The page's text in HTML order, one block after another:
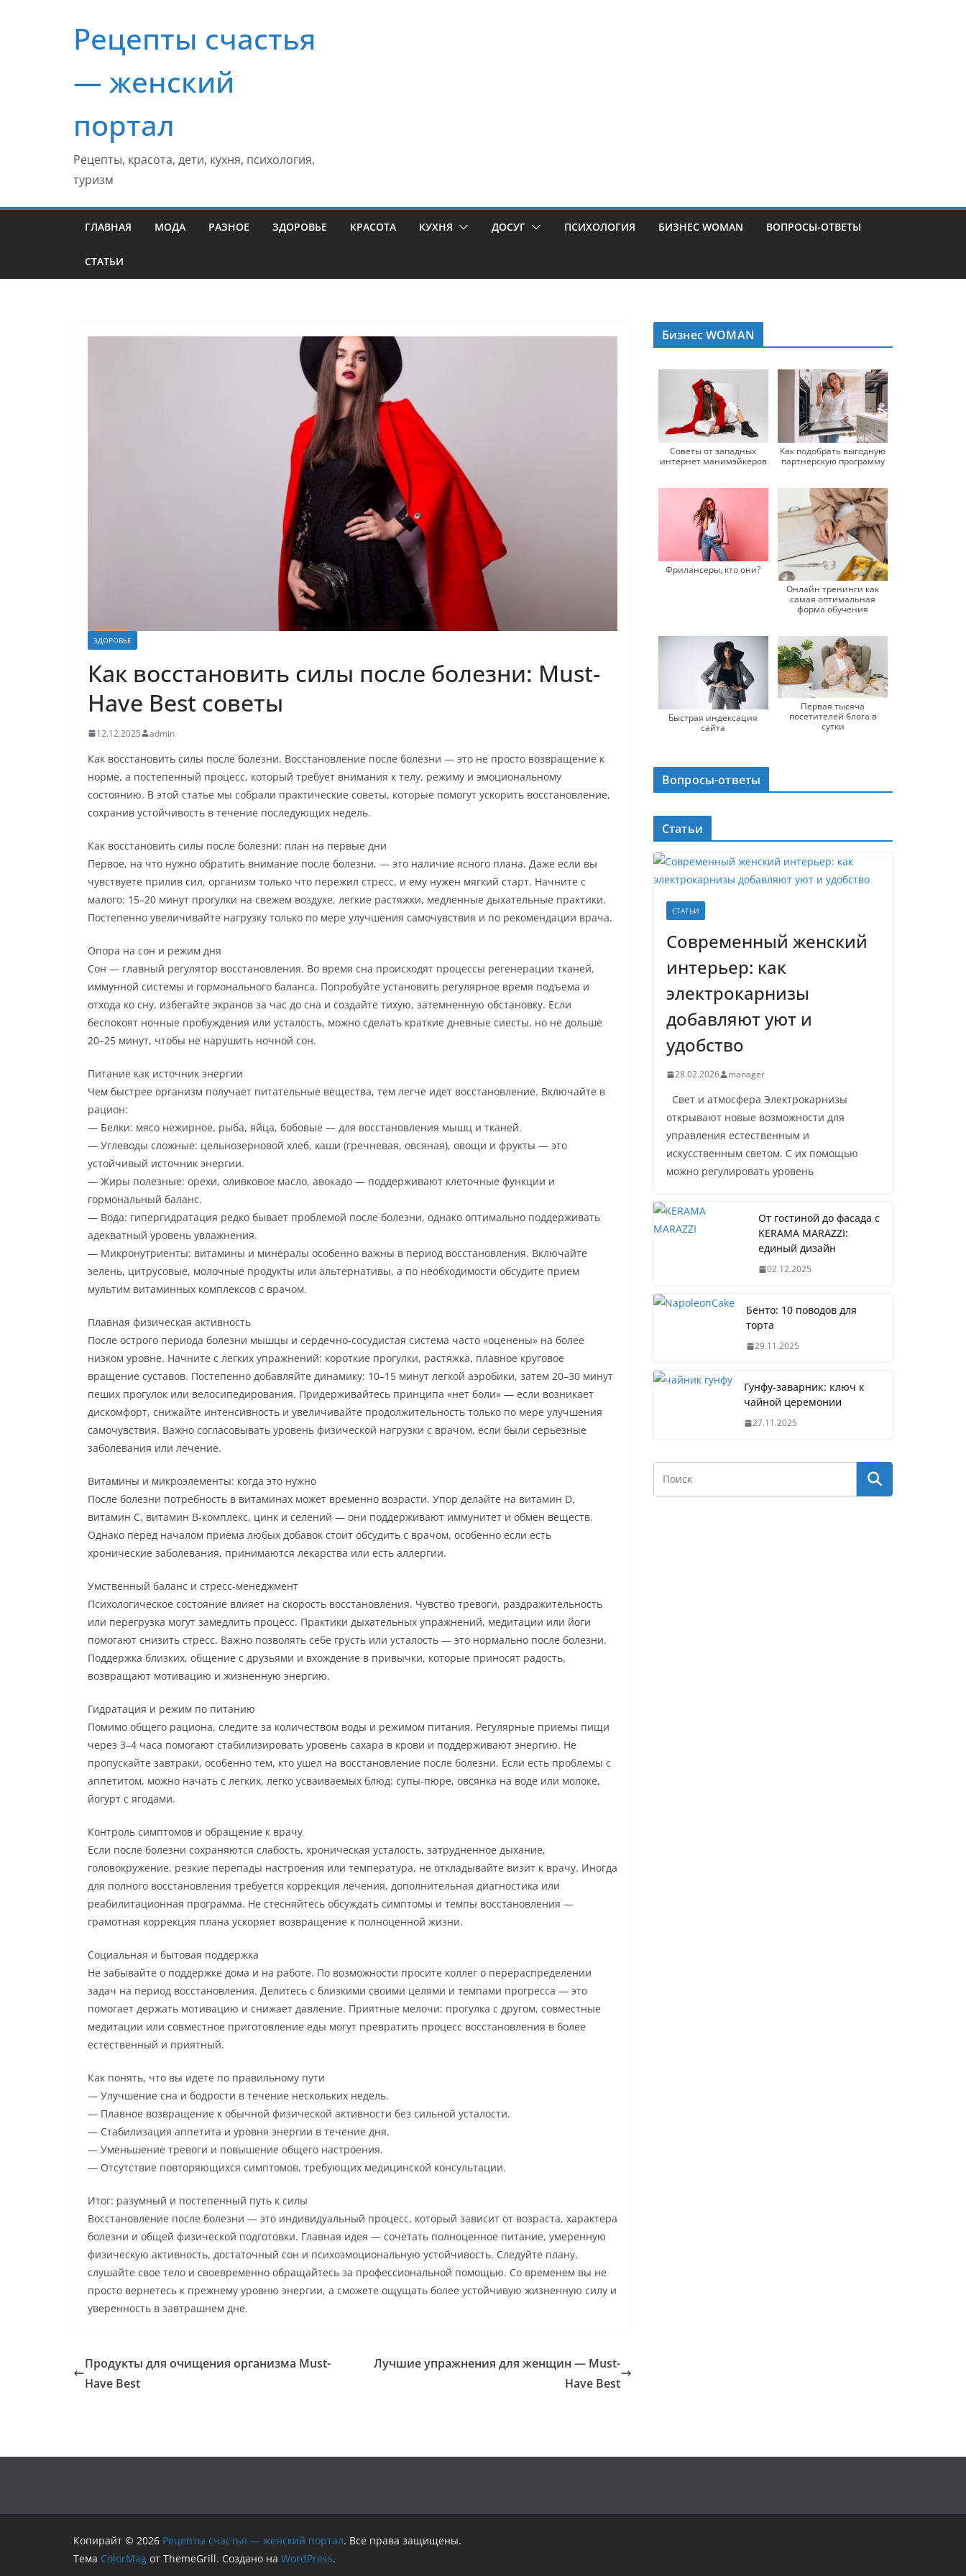
содержимомуРецепты счастья
— женский
портал
Рецепты, красота, дети, кухня, психология,
туризм
ГЛАВНАЯ МОДА РАЗНОЕ ЗДОРОВЬЕ КРАСОТА КУХНЯ ДОСУГ ПСИХОЛОГИЯ БИЗНЕС WOMAN ВОПРОСЫ-ОТВЕТЫ
СТАТЬИ
ЗДОРОВЬЕ
Как восстановить силы после болезни: Must-
Have Best советы
12.12.2025 admin
Как восстановить силы после болезни. Восстановление после болезни — это не просто возвращение к
норме, а постепенный процесс, который требует внимания к телу, режиму и эмоциональному
состоянию. В этой статье мы собрали практические советы, которые помогут ускорить восстановление,
сохранив устойчивость в течение последующих недель.
Как восстановить силы после болезни: план на первые дни
Первое, на что нужно обратить внимание после болезни, — это наличие ясного плана. Даже если вы
чувствуете прилив сил, организм только что пережил стресс, и ему нужен мягкий старт. Начните с
малого: 15–20 минут прогулки на свежем воздухе, легкие растяжки, медленные дыхательные практики.
Постепенно увеличивайте нагрузку только по мере улучшения самочувствия и по рекомендации врача.
Опора на сон и режим дня
Сон — главный регулятор восстановления. Во время сна происходят процессы регенерации тканей,
иммунной системы и гормонального баланса. Попробуйте установить регулярное время подъема и
отхода ко сну, избегайте экранов за час до сна и создайте тихую, затемненную обстановку. Если
беспокоят ночные пробуждения или усталость, можно сделать краткие дневные сиесты, но не дольше
20–25 минут, чтобы не нарушить ночной сон.
Питание как источник энергии
Чем быстрее организм получает питательные вещества, тем легче идет восстановление. Включайте в
рацион:
— Белки: мясо нежирное, рыба, яйца, бобовые — для восстановления мышц и тканей.
— Углеводы сложные: цельнозерновой хлеб, каши (гречневая, овсяная), овощи и фрукты — это
устойчивый источник энергии.
— Жиры полезные: орехи, оливковое масло, авокадо — поддерживают клеточные функции и
гормональный баланс.
— Вода: гипергидратация редко бывает проблемой после болезни, однако оптимально поддерживать
адекватный уровень увлажнения.
— Микронутриенты: витамины и минералы особенно важны в период восстановления. Включайте
зелень, цитрусовые, молочные продукты или альтернативы, а по необходимости обсудите прием
мультим витаминных комплексов с врачом.
Плавная физическая активность
После острого периода болезни мышцы и сердечно-сосудистая система часто «оценены» на более
низком уровне. Начните с легких упражнений: короткие прогулки, растяжка, плавное круговое
вращение суставов. Постепенно добавляйте динамику: 10–15 минут легкой аэробики, затем 20–30 минут
пеших прогулок или велосипедирования. Придерживайтесь принципа «нет боли» — если возникает
дискомфорт, снижайте интенсивность и увеличивайте продолжительность только по мере улучшения
самочувствия. Важно согласовывать уровень физической нагрузки с врачом, если были серьезные
заболевания или лечение.
Витамины и микроэлементы: когда это нужно
После болезни потребность в витаминах может временно возрасти. Упор делайте на витамин D,
витамин C, витамин B-комплекс, цинк и селений — они поддерживают иммунитет и обмен веществ.
Однако перед началом приема любых добавок стоит обсудить с врачом, особенно если есть
хронические заболевания, принимаются лекарства или есть аллергии.
Умственный баланс и стресс-менеджмент
Психологическое состояние влияет на скорость восстановления. Чувство тревоги, раздражительность
или перегрузка могут замедлить процесс. Практики дыхательных упражнений, медитации или йоги
помогают снизить стресс. Важно позволять себе грусть или усталость — это нормально после болезни.
Поддержка близких, общение с друзьями и вхождение в привычки, которые приносят радость,
возвращают мотивацию и жизненную энергию.
Гидратация и режим по питанию
Помимо общего рациона, следите за количеством воды и режимом питания. Регулярные приемы пищи
через 3–4 часа помогают стабилизировать уровень сахара в крови и поддерживают энергию. Не
пропускайте завтраки, особенно тем, кто ушел на восстановление после болезни. Если есть проблемы с
аппетитом, можно начать с легких, легко усваиваемых блюд: супы-пюре, овсянка на воде или молоке,
йогурт с ягодами.
Контроль симптомов и обращение к врачу
Если после болезни сохраняются слабость, хроническая усталость, затрудненное дыхание,
головокружение, резкие перепады настроения или температура, не откладывайте визит к врачу. Иногда
для полного восстановления требуется коррекция лечения, дополнительная диагностика или
реабилитационная программа. Не стесняйтесь обсуждать симптомы и темпы восстановления —
грамотная коррекция плана ускоряет возвращение к полноценной жизни.
Социальная и бытовая поддержка
Не забывайте о поддержке дома и на работе. По возможности просите коллег о перераспределении
задач на период восстановления. Делитесь с близкими своими целями и темпами прогресса — это
помогает держать мотивацию и снижает давление. Приятные мелочи: прогулка с другом, совместные
медитации или совместное приготовление еды могут превратить процесс восстановления в более
естественный и приятный.
Как понять, что вы идете по правильному пути
— Улучшение сна и бодрости в течение нескольких недель.
— Плавное возвращение к обычной физической активности без сильной усталости.
— Стабилизация аппетита и уровня энергии в течение дня.
— Уменьшение тревоги и повышение общего настроения.
— Отсутствие повторяющихся симптомов, требующих медицинской консультации.
Итог: разумный и постепенный путь к силы
Восстановление после болезни — это индивидуальный процесс, который зависит от возраста, характера
болезни и общей физической подготовки. Главная идея — сочетать полноценное питание, умеренную
физическую активность, достаточный сон и психоэмоциональную устойчивость. Следуйте плану,
слушайте свое тело и своевременно обращайтесь за профессиональной помощью. Со временем вы не
просто вернетесь к прежнему уровню энергии, а сможете ощущать более устойчивую жизненную силу и
уверенность в завтрашнем дне.
Продукты для очищения организма Must-
Have Best
Лучшие упражнения для женщин — Must-
Have Best
Бизнес WOMAN
Советы от западных
интернет манимэйкеров
Как подобрать выгодную
партнерскую программу
Фрилансеры, кто они?
Онлайн тренинги как
самая оптимальная
форма обучения
Быстрая индексация
сайта
Первая тысяча
посетителей блога в
сутки
Вопросы-ответы
Статьи
СТАТЬИ
Современный женский
интерьер: как
электрокарнизы
добавляют уют и
удобство
28.02.2026 manager
Свет и атмосфера Электрокарнизы
открывают новые возможности для
управления естественным и
искусственным светом. С их помощью
можно регулировать уровень
От гостиной до фасада с
KERAMA MARAZZI:
единый дизайн
02.12.2025
Бенто: 10 поводов для
торта
29.11.2025
Гунфу-заварник: ключ к
чайной церемонии
27.11.2025
Копирайт © 2026 Рецепты счастья — женский портал. Все права защищены.
Тема ColorMag от ThemeGrill. Создано на WordPress.